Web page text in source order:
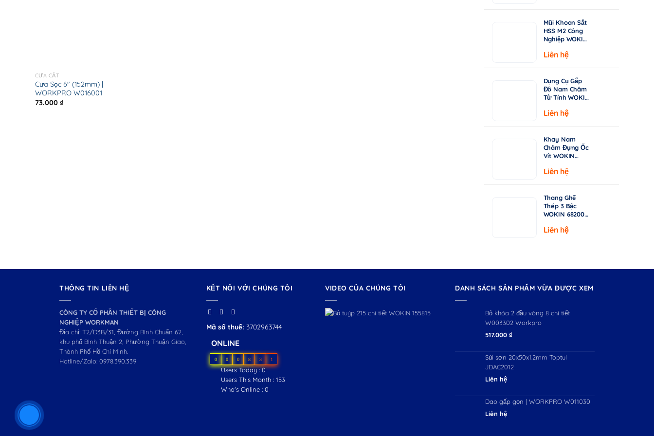
CƯA CẮT
Cưa Sọc 6″ (152mm) |
WORKPRO W016001
73.000 ₫
Cứng
Mũi Khoan Sắt
HSS M2 Công
Nghiệp WOKIN
| Tiêu Chuẩn
Liên hệ
Dụng Cụ Gắp
Đồ Nam Châm
Từ Tính WOKIN
Rút Dài 130-
Liên hệ
Khay Nam
Châm Đựng Ốc
Vít WOKIN
Đường Kính
Liên hệ
Thang Ghế
Thép 3 Bậc
WOKIN 682003
150kg
Liên hệ
THÔNG TIN LIÊN HỆ
CÔNG TY CỔ PHẦN THIẾT BỊ CÔNG
NGHIỆP WORKMAN
Địa chỉ: T2/D3B/31, Đường Bình Chuẩn 62,
khu phố Bình Thuận 2, Phường Thuận Giao,
Thành Phố Hồ Chí Minh.
Hotline/Zalo: 0978.390.339
KẾT NỐI VỚI CHÚNG TÔI
Mã số thuế: 3702963744
ONLINE
0 0 0 8 3 1
Users Today : 0
Users This Month : 153
Who's Online : 0
VIDEO CỦA CHÚNG TÔI DANH SÁCH SẢN PHẨM VỪA ĐƯỢC XEM
Bộ khóa 2 đầu vòng 8 chi tiết
W003302 Workpro
517.000₫
Sủi sơn 20x50x1.2mm Toptul
JDAC2012
Liên hệ
Dao gấp gọn | WORKPRO W011030
Liên hệ